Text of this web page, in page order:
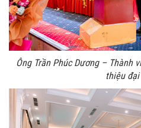
Ông Trần Phúc Dương – Thành
thiệu